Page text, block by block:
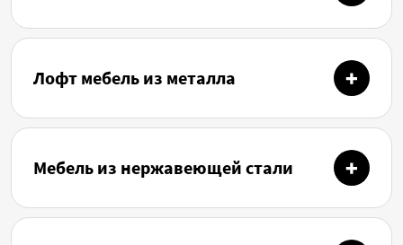
Лофт мебель из металла
Мебель из нержавеющей стали